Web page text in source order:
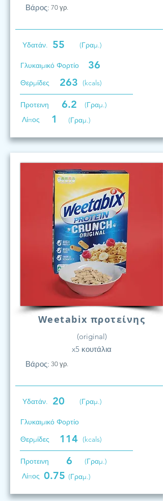
Βάρος: 70 γρ.
Υδατάν. 55 (Γραμ.)
Γλυκαιμικό Φορτίο 36
Θερμίδες 263 (kcals)
Προτεινη 6.2
(Γραμ.)
Λίπος
1 (Γραμ.)
Weetabix προτείνης
(original)
x5 κουτάλια
Βάρος: 30 γρ.
Υδατάν. 20 (Γραμ.)
Γλυκαιμικό Φορτίο
Θερμίδες
114 (kcals)
Προτεινη 6
(Γραμ.)
Λίπος 0.75 (Γραμ.)